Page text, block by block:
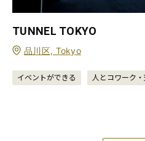
TUNNEL TOKYO
品川区, Tokyo
イベントができる 人とコワーク